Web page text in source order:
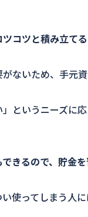
コツと積み立て
ないため、手元
」というニーズ
きるので、貯金
使ってしまう人